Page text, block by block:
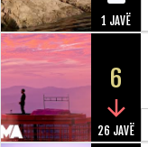
1 JAVË
6
26 JAVË